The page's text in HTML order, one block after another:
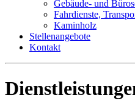
Gebäude- und
Fahrdienste,
Kaminholz
Stellenangebote
Kontakt